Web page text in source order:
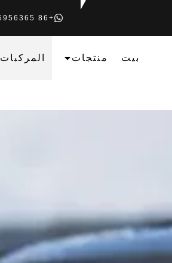
+86 15075956365
بيت منتجات المركبات